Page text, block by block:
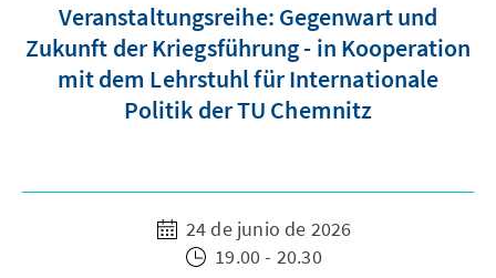
Veranstaltungsreihe: Gegenwart und
Zukunft der Kriegsführung - in Kooperation
mit dem Lehrstuhl für Internationale
Politik der TU Chemnitz
24 de junio de 2026
19.00 - 20.30